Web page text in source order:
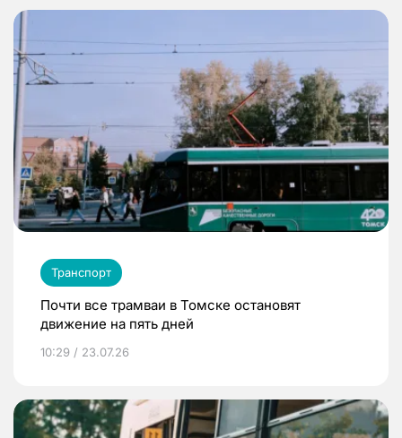
Транспорт
Почти все трамваи в Томске остановят
движение на пять дней
10:29 / 23.07.26